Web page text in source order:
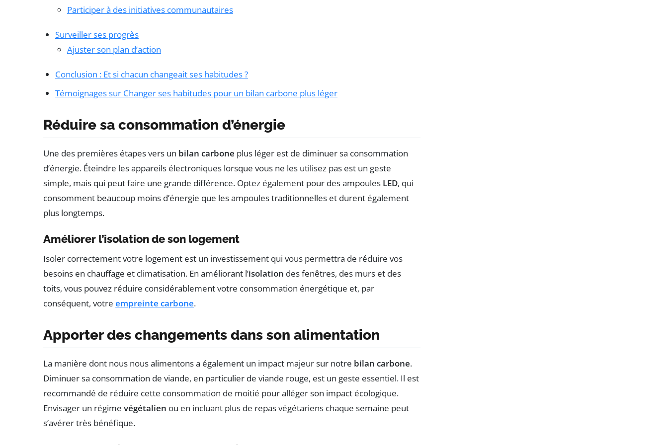
Participer à des initiatives communautaires
Surveiller ses progrès
Ajuster son plan d’action
Conclusion : Et si chacun changeait ses habitudes ?
Témoignages sur Changer ses habitudes pour un bilan carbone plus léger
Réduire sa consommation d’énergie
Une des premières étapes vers un bilan carbone plus léger est de diminuer sa consommation
d’énergie. Éteindre les appareils électroniques lorsque vous ne les utilisez pas est un geste
simple, mais qui peut faire une grande différence. Optez également pour des ampoules LED, qui
consomment beaucoup moins d’énergie que les ampoules traditionnelles et durent également
plus longtemps.
Améliorer l’isolation de son logement
Isoler correctement votre logement est un investissement qui vous permettra de réduire vos
besoins en chauffage et climatisation. En améliorant l’isolation des fenêtres, des murs et des
toits, vous pouvez réduire considérablement votre consommation énergétique et, par
conséquent, votre empreinte carbone.
Apporter des changements dans son alimentation
La manière dont nous nous alimentons a également un impact majeur sur notre bilan carbone.
Diminuer sa consommation de viande, en particulier de viande rouge, est un geste essentiel. Il est
recommandé de réduire cette consommation de moitié pour alléger son impact écologique.
Envisager un régime végétalien ou en incluant plus de repas végétariens chaque semaine peut
s’avérer très bénéfique.